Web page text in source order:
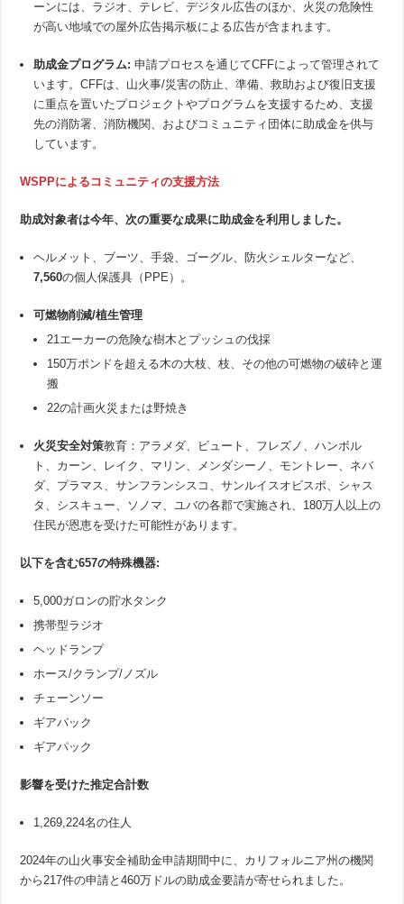
ーンには、ラジオ、テレビ、デジタル広告のほか、火災の危険性
が高い地域での屋外広告掲示板による広告が含まれます。
助成金プログラム:申請プロセスを通じてCFFによって管理されて
います。CFFは、山火事/災害の防止、準備、救助および復旧支援
に重点を置いたプロジェクトやプログラムを支援するため、支援
先の消防署、消防機関、およびコミュニティ団体に助成金を供与
しています。
WSPPによるコミュニティの支援方法
助成対象者は今年、次の重要な成果に助成金を利用しました。
ヘルメット、ブーツ、手袋、ゴーグル、防火シェルターなど、
7,560の個人保護具（PPE）。
可燃物削減/植生管理
21エーカーの危険な樹木とプッシュの伐採
150万ポンドを超える木の大枝、枝、その他の可燃物の破砕と運
搬
22の計画火災または野焼き
火災安全対策教育：アラメダ、ビュート、フレズノ、ハンボル
ト、カーン、レイク、マリン、メンダシーノ、モントレー、ネバ
ダ、プラマス、サンフランシスコ、サンルイスオビスポ、シャス
タ、シスキュー、ソノマ、ユバの各郡で実施され、180万人以上の
住民が恩恵を受けた可能性があります。
以下を含む657の特殊機器:
5,000ガロンの貯水タンク
携帯型ラジオ
ヘッドランプ
ホース/クランプ/ノズル
チェーンソー
ギアパック
ギアパック
影響を受けた推定合計数
1,269,224名の住人
2024年の山火事安全補助金申請期間中に、カリフォルニア州の機関
から217件の申請と460万ドルの助成金要請が寄せられました。